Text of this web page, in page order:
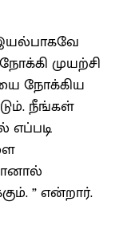
முயற்சி
நோக்கிய
நீங்கள்
” என்றார்.